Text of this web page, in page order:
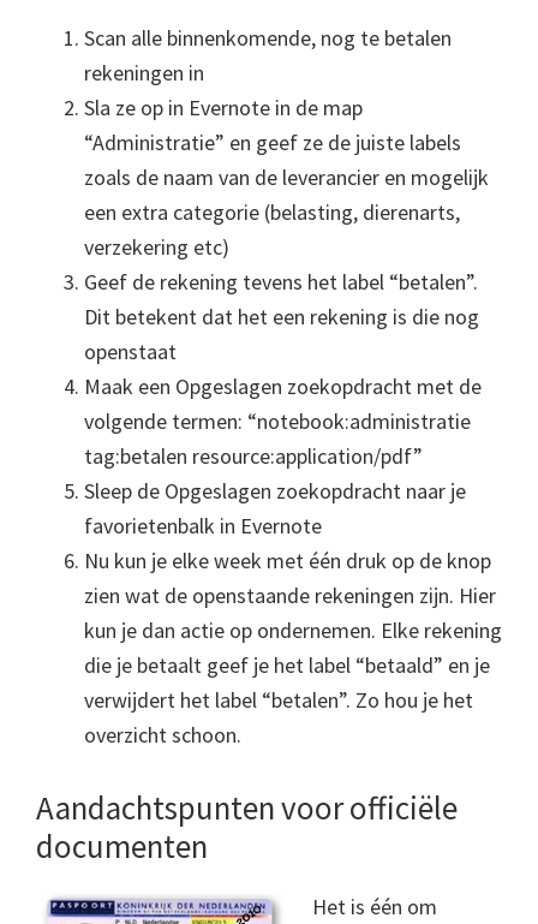
Scan alle binnenkomende, nog te betalen
rekeningen in
Sla ze op in Evernote in de map
“Administratie” en geef ze de juiste labels
zoals de naam van de leverancier en mogelijk
een extra categorie (belasting, dierenarts,
verzekering etc)
Geef de rekening tevens het label “betalen”.
Dit betekent dat het een rekening is die nog
openstaat
Maak een Opgeslagen zoekopdracht met de
volgende termen: “notebook:administratie
tag:betalen resource:application/pdf”
Sleep de Opgeslagen zoekopdracht naar je
favorietenbalk in Evernote
Nu kun je elke week met één druk op de knop
zien wat de openstaande rekeningen zijn. Hier
kun je dan actie op ondernemen. Elke rekening
die je betaalt geef je het label “betaald” en je
verwijdert het label “betalen”. Zo hou je het
overzicht schoon.
Aandachtspunten voor officiële
documenten
Het is één om